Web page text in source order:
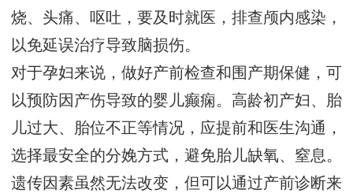
烧、头痛、呕吐，要及时就医，排查颅内感染，
以免延误治疗导致脑损伤。
对于孕妇来说，做好产前检查和围产期保健，可
以预防因产伤导致的婴儿癫痫。高龄初产妇、胎
儿过大、胎位不正等情况，应提前和医生沟通，
选择最安全的分娩方式，避免胎儿缺氧、窒息。
遗传因素虽然无法改变，但可以通过产前诊断来